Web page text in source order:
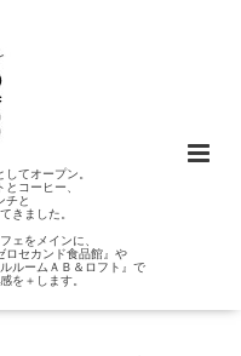
てオープン。
コーヒー、
チと
きました。
フェをメインに、
ロセカンド食品館』や
ルームＡＢ＆ロフト』で
を＋します。